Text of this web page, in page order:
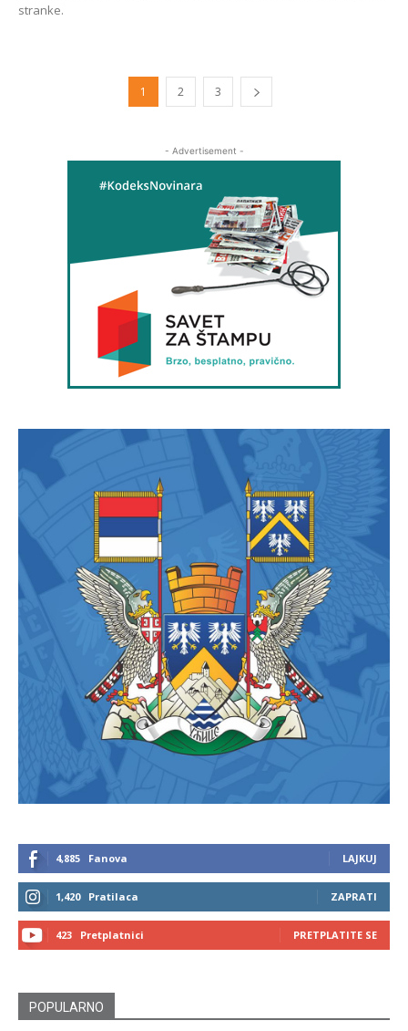
stranke.
1 2 3
- Advertisement -
4,885 Fanova LAJKUJ
1,420 Pratilaca ZAPRATI
423 Pretplatnici PRETPLATITE SE
POPULARNO